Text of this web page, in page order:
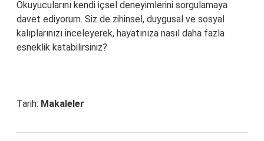
Okuyucularını kendi içsel deneyimlerini sorgulamaya
davet ediyorum. Siz de zihinsel, duygusal ve sosyal
kalıplarınızı inceleyerek, hayatınıza nasıl daha fazla
esneklik katabilirsiniz?
Tarih: Makaleler